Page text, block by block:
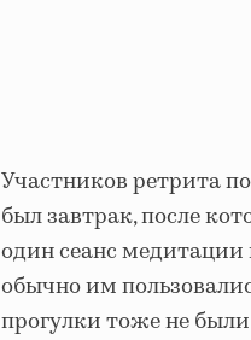
Участников ретрита
был завтрак, после
один сеанс медитации
обычно им
прогулки тоже не